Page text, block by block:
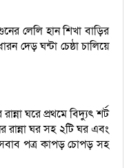
লেলি হান শিখা বাড়ির
দেড় ঘন্টা চেষ্ঠা চালিয়ে
ঘরে প্রথমে বিদ্যুৎ শর্ট
রান্না ঘর সহ ২টি ঘর এবং
পত্র কাপড় চোপড় সহ